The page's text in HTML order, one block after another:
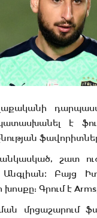
է
շատ
Բայց
Գրում է
մրցաշարում